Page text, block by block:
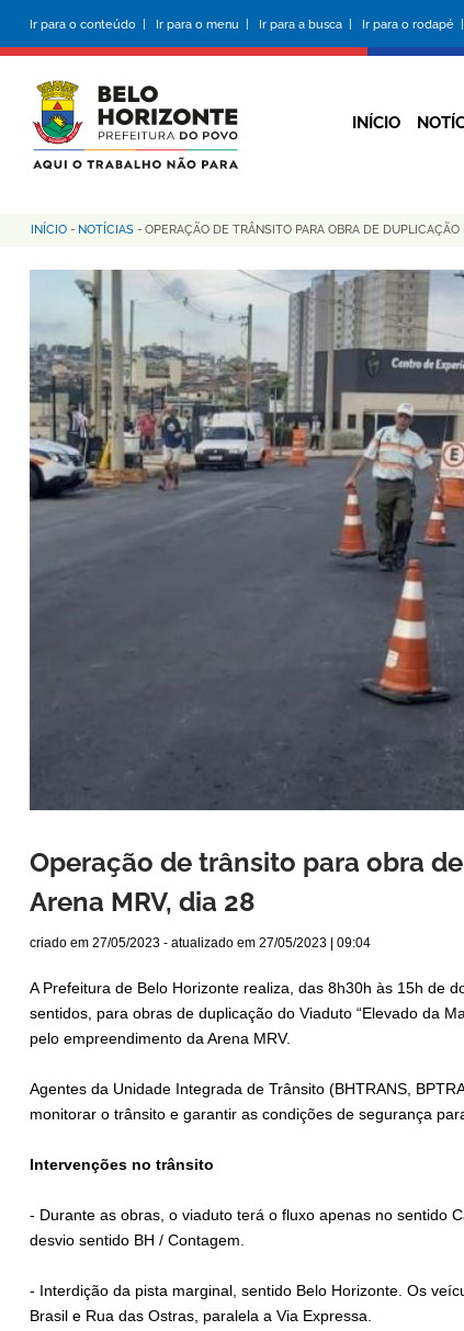
conteúdo
principal
Ir para o conteúdo | Ir para o menu | Ir para a busca | Ir para o rodapé |
INÍCIO
Trilha
de
navegação
INÍCIO - NOTÍCIAS - OPERAÇÃO DE TRÂNSITO PARA OBRA DE
Operação de trânsito para obra
Arena MRV, dia 28
criado em 27/05/2023 - atualizado em 27/05/2023 | 09:04
A Prefeitura de Belo Horizonte realiza, das 8h30h às 15h de
sentidos, para obras de duplicação do Viaduto “Elevado da
pelo empreendimento da Arena MRV.
Agentes da Unidade Integrada de Trânsito (BHTRANS,
monitorar o trânsito e garantir as condições de segurança
Intervenções no trânsito
- Durante as obras, o viaduto terá o fluxo apenas no sentido
desvio sentido BH / Contagem.
- Interdição da pista marginal, sentido Belo Horizonte. Os
Brasil e Rua das Ostras, paralela a Via Expressa.